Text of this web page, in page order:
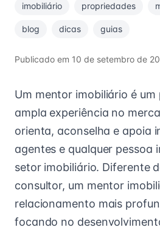
imobiliário propriedades
blog dicas guias
Publicado em 10 de setembro de
Um mentor imobiliário é
ampla experiência no
orienta, aconselha e apoia
agentes e qualquer pessoa
setor imobiliário. Diferente
consultor, um mentor
relacionamento mais
focando no